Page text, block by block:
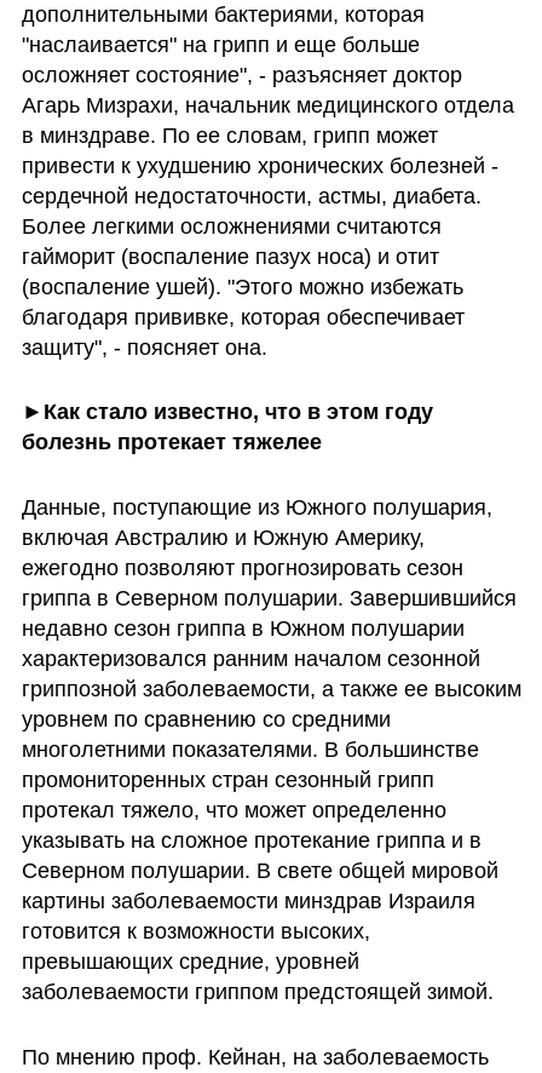
дополнительными бактериями, которая
"наслаивается" на грипп и еще больше
осложняет состояние", - разъясняет доктор
Агарь Мизрахи, начальник медицинского отдела
в минздраве. По ее словам, грипп может
привести к ухудшению хронических болезней -
сердечной недостаточности, астмы, диабета.
Более легкими осложнениями считаются
гайморит (воспаление пазух носа) и отит
(воспаление ушей). "Этого можно избежать
благодаря прививке, которая обеспечивает
защиту", - поясняет она.
►Как стало известно, что в этом году
болезнь протекает тяжелее
Данные, поступающие из Южного полушария,
включая Австралию и Южную Америку,
ежегодно позволяют прогнозировать сезон
гриппа в Северном полушарии. Завершившийся
недавно сезон гриппа в Южном полушарии
характеризовался ранним началом сезонной
гриппозной заболеваемости, а также ее высоким
уровнем по сравнению со средними
многолетними показателями. В большинстве
промониторенных стран сезонный грипп
протекал тяжело, что может определенно
указывать на сложное протекание гриппа и в
Северном полушарии. В свете общей мировой
картины заболеваемости минздрав Израиля
готовится к возможности высоких,
превышающих средние, уровней
заболеваемости гриппом предстоящей зимой.
По мнению проф. Кейнан, на заболеваемость